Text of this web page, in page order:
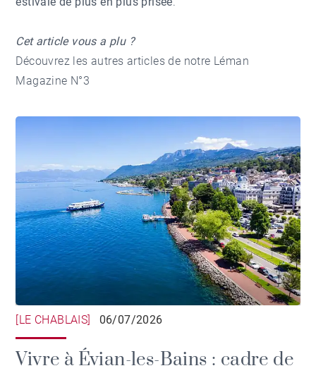
Cet article vous a plu ?
Découvrez les autres articles de notre Léman
Magazine N°3
[LE CHABLAIS] 06/07/2026
Vivre à Évian-les-Bains : cadre de